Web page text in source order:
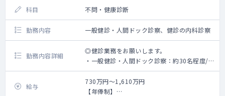
科目 不問・健康診断
勤務内容 一般健診・人間ドック診察、健診の内科診察
勤務内容詳細
◎健診業務をお願いします。
・一般健診・人間ドック診察：約30名程度/
コマ
・健診の内科診察
給与
730万円～1,610万円
【年俸制】